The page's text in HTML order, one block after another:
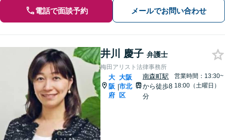
電話で面談予約 メールでお問い合わせ
井川 慶子 弁護士
梅田アリスト法律事務所
大
阪
府
|
大阪
市北
区
南森町駅
から徒歩8
分
営業時間：13:30~
18:00（土曜日）